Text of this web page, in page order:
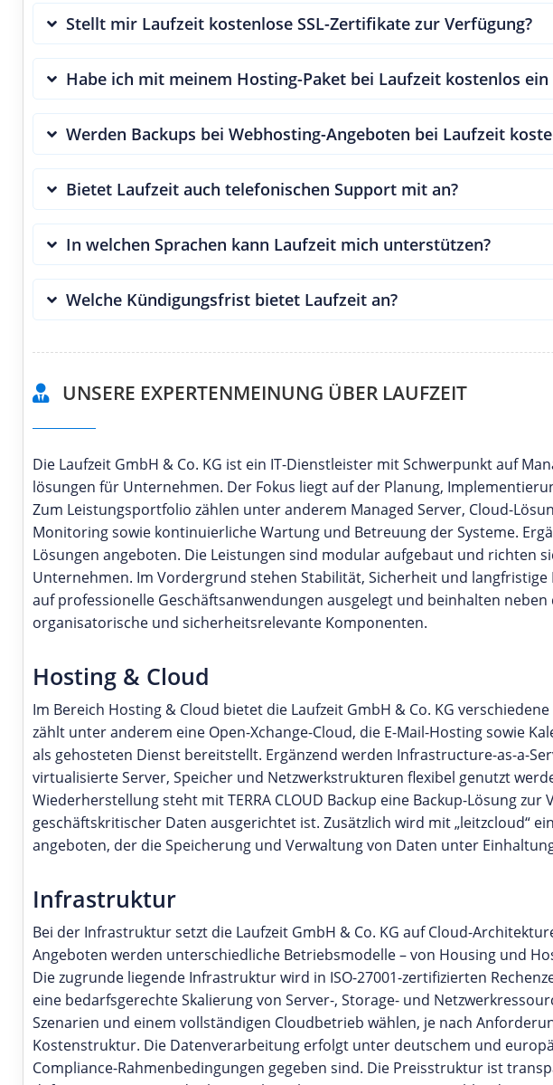
Stellt mir Laufzeit kostenlose SSL-Zertifikate zur Verfügung?
Habe ich mit meinem Hosting-Paket bei Laufzeit kostenlos ein
Werden Backups bei Webhosting-Angeboten bei Laufzeit
Bietet Laufzeit auch telefonischen Support mit an?
In welchen Sprachen kann Laufzeit mich unterstützen?
Welche Kündigungsfrist bietet Laufzeit an?
UNSERE EXPERTENMEINUNG ÜBER LAUFZEIT
Die Laufzeit GmbH & Co. KG ist ein IT-Dienstleister mit Schwerpunkt auf
lösungen für Unternehmen. Der Fokus liegt auf der Planung,
Zum Leistungsportfolio zählen unter anderem Managed Server, Cloud-
Monitoring sowie kontinuierliche Wartung und Betreuung der Systeme.
Lösungen angeboten. Die Leistungen sind modular aufgebaut und richten
Unternehmen. Im Vordergrund stehen Stabilität, Sicherheit und
auf professionelle Geschäftsanwendungen ausgelegt und beinhalten
organisatorische und sicherheitsrelevante Komponenten.
Hosting & Cloud
Im Bereich Hosting & Cloud bietet die Laufzeit GmbH & Co. KG
zählt unter anderem eine Open-Xchange-Cloud, die E-Mail-Hosting sowie
als gehosteten Dienst bereitstellt. Ergänzend werden Infrastructure-as-a-
virtualisierte Server, Speicher und Netzwerkstrukturen flexibel genutzt
Wiederherstellung steht mit TERRA CLOUD Backup eine Backup-Lösung
geschäftskritischer Daten ausgerichtet ist. Zusätzlich wird mit „leitzcloud“
angeboten, der die Speicherung und Verwaltung von Daten unter
Infrastruktur
Bei der Infrastruktur setzt die Laufzeit GmbH & Co. KG auf Cloud-
Angeboten werden unterschiedliche Betriebsmodelle – von Housing und
Die zugrunde liegende Infrastruktur wird in ISO-27001-zertifizierten
eine bedarfsgerechte Skalierung von Server-, Storage- und
Szenarien und einem vollständigen Cloudbetrieb wählen, je nach
Kostenstruktur. Die Datenverarbeitung erfolgt unter deutschem und
Compliance-Rahmenbedingungen gegeben sind. Die Preisstruktur ist